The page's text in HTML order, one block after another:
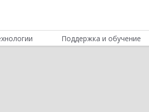
Поддержка и обучение